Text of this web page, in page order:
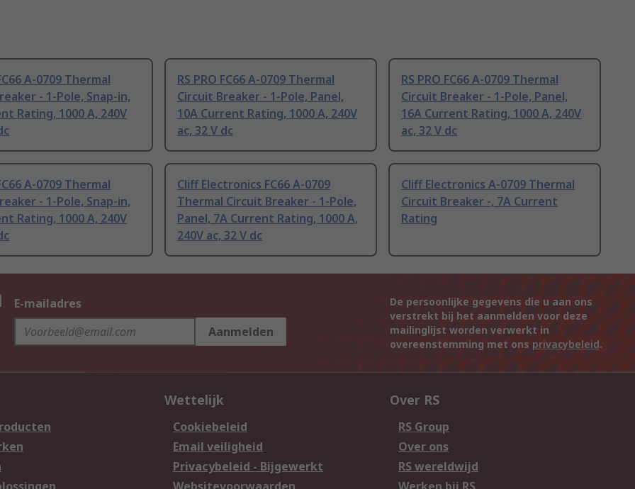
A-0709 Thermal
- 1-Pole, Snap-in,
Rating, 1000 A, 240V
RS PRO FC66 A-0709 Thermal
Circuit Breaker - 1-Pole, Panel,
10A Current Rating, 1000 A, 240V
ac, 32 V dc
RS PRO FC66 A-0709 Thermal
Circuit Breaker - 1-Pole, Panel,
16A Current Rating, 1000 A, 240V
ac, 32 V dc
A-0709 Thermal
- 1-Pole, Snap-in,
Rating, 1000 A, 240V
Cliff Electronics FC66 A-0709
Thermal Circuit Breaker - 1-Pole,
Panel, 7A Current Rating, 1000 A,
240V ac, 32 V dc
Cliff Electronics A-0709 Thermal
Circuit Breaker -, 7A Current
Rating
E-mailadres
Aanmelden
De persoonlijke gegevens die u aan ons
verstrekt bij het aanmelden voor deze
mailinglijst worden verwerkt in
overeenstemming met ons privacybeleid.
Wettelijk
Cookiebeleid
Email veiligheid
Privacybeleid - Bijgewerkt
Over RS
RS Group
Over ons
RS wereldwijd